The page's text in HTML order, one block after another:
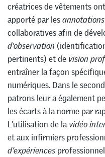
créatrices de vêtements
apporté par lesannotations
collaboratives afin de
d’observation
pertinents) et de vision
entraîner la façon
numériques. Dans le
patrons leur a également
les écarts à la norme par
L’utilisation de la vidéo
et aux infirmiers
d’expériences